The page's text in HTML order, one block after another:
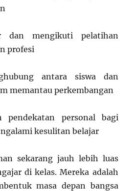
dan mengikuti pelatihan
profesi
antara siswa dan
memantau perkembangan
pendekatan personal bagi
kesulitan belajar
sekarang jauh lebih luas
di kelas. Mereka adalah
masa depan bangsa